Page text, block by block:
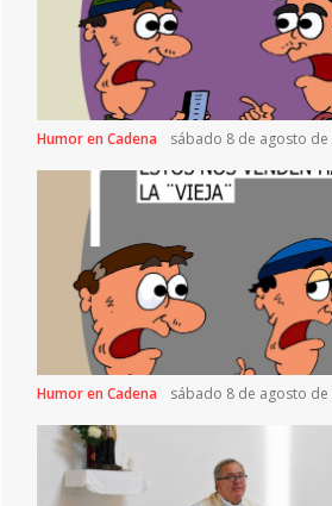
Humor en Cadena sábado 8 de agosto de
Humor en Cadena sábado 8 de agosto de